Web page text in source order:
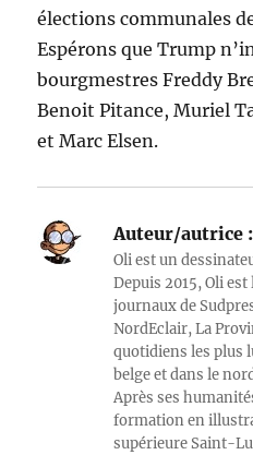
élections communales
Espérons que Trump
bourgmestres Freddy
Benoit Pitance, Muriel
et Marc Elsen.
Auteur/autrice :
Oli est un
Depuis 2015, Oli
journaux de
NordEclair, La
quotidiens les plus
belge et dans le
Après ses
formation en
supérieure Saint-